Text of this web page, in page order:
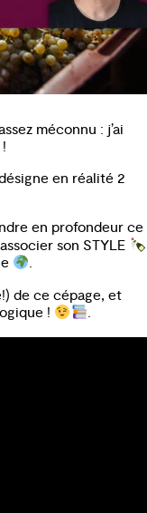
méconnu : j’ai
en réalité 2
en profondeur ce
son STYLE
.
de ce cépage, et
!
.